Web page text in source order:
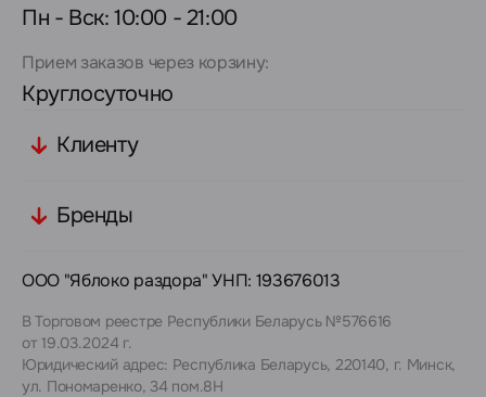
Пн - Вск: 10:00 - 21:00
Прием заказов через корзину:
Круглосуточно
Клиенту
Бренды
ООО "Яблоко раздора" УНП: 193676013
В Торговом реестре Республики Беларусь №576616
от 19.03.2024 г.
Юридический адрес: Республика Беларусь, 220140, г. Минск,
ул. Пономаренко, 34 пом.8Н